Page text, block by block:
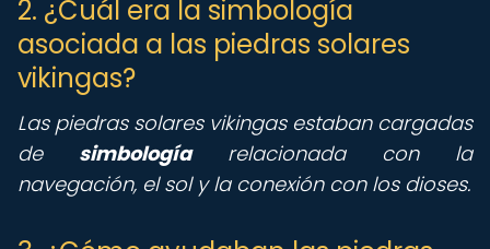
2. ¿Cuál era la simbología
asociada a las piedras solares
vikingas?
Las piedras solares vikingas estaban cargadas
de simbologíarelacionada con la
navegación, el sol y la conexión con los dioses.